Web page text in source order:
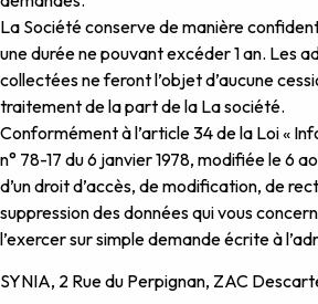
La Société conserve de manière
une durée ne pouvant excéder 1 an. Les
collectées ne feront l’objet d’aucune
traitement de la part de la La société.
Conformément à l’article 34 de la Loi «
n° 78-17 du 6 janvier 1978, modifiée le 6
d’un droit d’accès, de modification, de
suppression des données qui vous
l’exercer sur simple demande écrite à
SYNIA, 2 Rue du Perpignan, ZAC